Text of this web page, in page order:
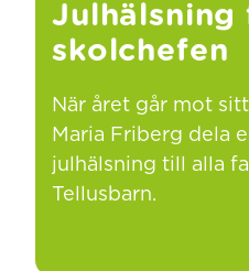
Julhälsning
skolchefen
När året går mot
Maria Friberg dela
julhälsning till alla
Tellusbarn.